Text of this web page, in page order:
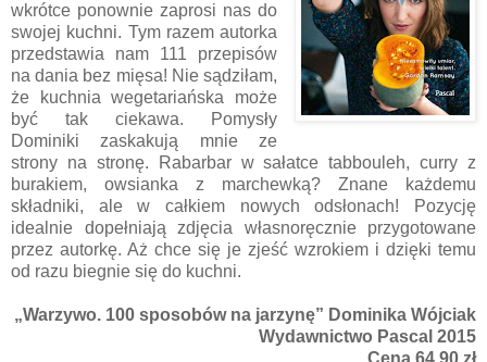
wkrótce ponownie zaprosi nas do
swojej kuchni. Tym razem autorka
przedstawia nam 111 przepisów
na dania bez mięsa! Nie sądziłam,
że kuchnia wegetariańska może
być tak ciekawa. Pomysły
Dominiki zaskakują mnie ze
strony na stronę. Rabarbar w sałatce tabbouleh, curry z
burakiem, owsianka z marchewką? Znane każdemu
składniki, ale w całkiem nowych odsłonach! Pozycję
idealnie dopełniają zdjęcia własnoręcznie przygotowane
przez autorkę. Aż chce się je zjeść wzrokiem i dzięki temu
od razu biegnie się do kuchni.
„Warzywo. 100 sposobów na jarzynę” Dominika Wójciak
Wydawnictwo Pascal 2015